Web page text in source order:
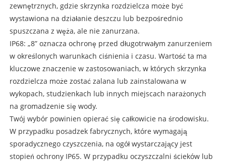
zewnętrznych, gdzie skrzynka rozdzielcza może być
wystawiona na działanie deszczu lub bezpośrednio
spuszczana z węża, ale nie zanurzana.
IP68: „8” oznacza ochronę przed długotrwałym zanurzeniem
w określonych warunkach ciśnienia i czasu. Wartość ta ma
kluczowe znaczenie w zastosowaniach, w których skrzynka
rozdzielcza może zostać zalana lub zainstalowana w
wykopach, studzienkach lub innych miejscach narażonych
na gromadzenie się wody.
Twój wybór powinien opierać się całkowicie na środowisku.
W przypadku posadzek fabrycznych, które wymagają
sporadycznego czyszczenia, na ogół wystarczający jest
stopień ochrony IP65. W przypadku oczyszczalni ścieków lub